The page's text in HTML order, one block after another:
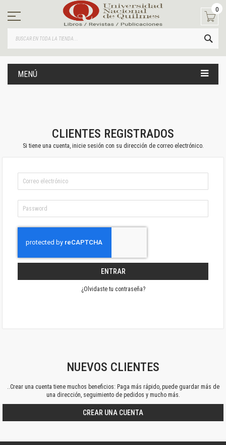
contenido
0
MENÚ
CLIENTES REGISTRADOS
Si tiene una cuenta, inicie sesión con su dirección de correo electrónico.
ENTRAR
¿Olvidaste tu contraseña?
NUEVOS CLIENTES
..Crear una cuenta tiene muchos beneficios: Paga más rápido, puede guardar más de
una dirección, seguimiento de pedidos y mucho más.
CREAR UNA CUENTA